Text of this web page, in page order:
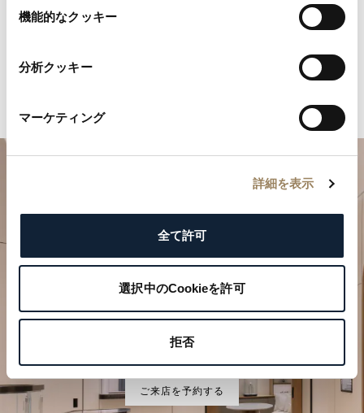
機能的なクッキー
分析クッキー
マーケティング
詳細を表示
全て許可
選択中のCookieを許可
拒否
特別なひとときを計画する
ブレゲの時計作品をぜひブティックでご覧ください。
ご来店を予約する